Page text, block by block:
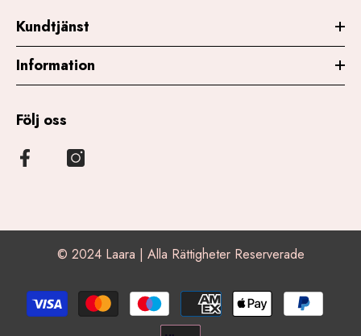
Kundtjänst
Information
Följ oss
© 2024 Laara | Alla Rättigheter Reserverade
Betalningsmetoder